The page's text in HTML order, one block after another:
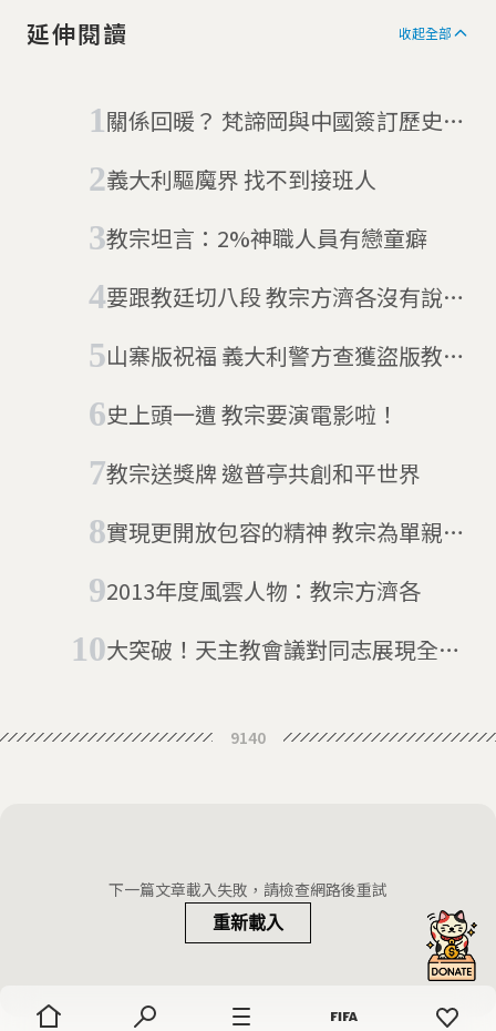
延伸閱讀 收起全部
關係回暖？ 梵諦岡與中國簽訂歷史性
義大利驅魔界 找不到接班人
教宗坦言：2%神職人員有戀童癖
要跟教廷切八段 教宗方濟各沒有說出
山寨版祝福 義大利警方查獲盜版教宗
史上頭一遭 教宗要演電影啦！
教宗送獎牌 邀普亭共創和平世界
實現更開放包容的精神 教宗為單親同
2013年度風雲人物：教宗方濟各
大突破！天主教會議對同志展現全新
9140
下一篇文章載入失敗，請檢查網路後重試
重新載入